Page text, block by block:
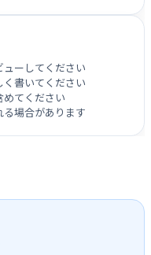
ューしてください
く書いてください
めてください
る場合があります